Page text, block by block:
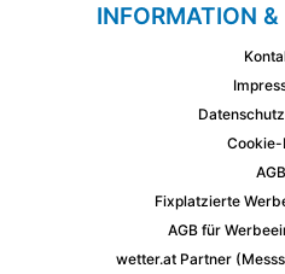
INFORMATION
Cookie-
AGB
Fixplatzierte
AGB für
wetter.at Partner